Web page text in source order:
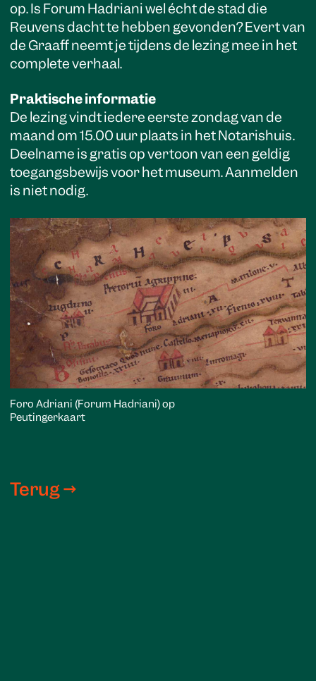
op. Is Forum Hadriani wel écht de stad die
Reuvens dacht te hebben gevonden? Evert van
de Graaff neemt je tijdens de lezing mee in het
complete verhaal.
Praktische informatie
De lezing vindt iedere eerste zondag van de
maand om 15.00 uur plaats in het Notarishuis.
Deelname is gratis op vertoon van een geldig
toegangsbewijs voor het museum. Aanmelden
is niet nodig.
Foro Adriani (Forum Hadriani) op
Peutingerkaart
Terug →